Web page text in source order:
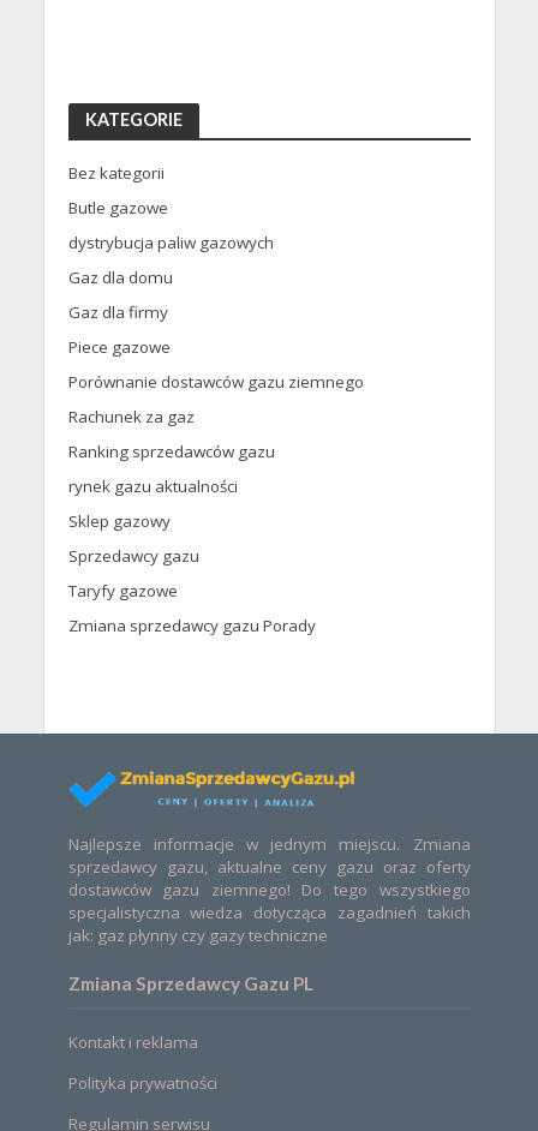
KATEGORIE
Bez kategorii
Butle gazowe
dystrybucja paliw gazowych
Gaz dla domu
Gaz dla firmy
Piece gazowe
Porównanie dostawców gazu ziemnego
Rachunek za gaz
Ranking sprzedawców gazu
rynek gazu aktualności
Sklep gazowy
Sprzedawcy gazu
Taryfy gazowe
Zmiana sprzedawcy gazu Porady
Najlepsze informacje w jednym miejscu. Zmiana
sprzedawcy gazu, aktualne ceny gazu oraz oferty
dostawców gazu ziemnego! Do tego wszystkiego
specjalistyczna wiedza dotycząca zagadnień takich
jak: gaz płynny czy gazy techniczne
Zmiana Sprzedawcy Gazu PL
Kontakt i reklama
Polityka prywatności
Regulamin serwisu